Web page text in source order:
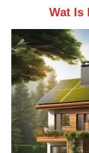
Wat Is